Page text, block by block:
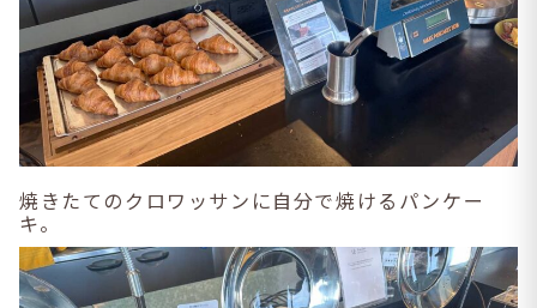
焼きたてのクロワッサンに自分で焼けるパンケー
キ。